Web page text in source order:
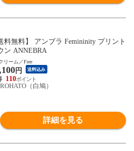
料無料】 アンブラ Femininity プリント
ン ANNEBRA
リーム／Free
円 送料込み
110
（白鳩）
詳細を見る